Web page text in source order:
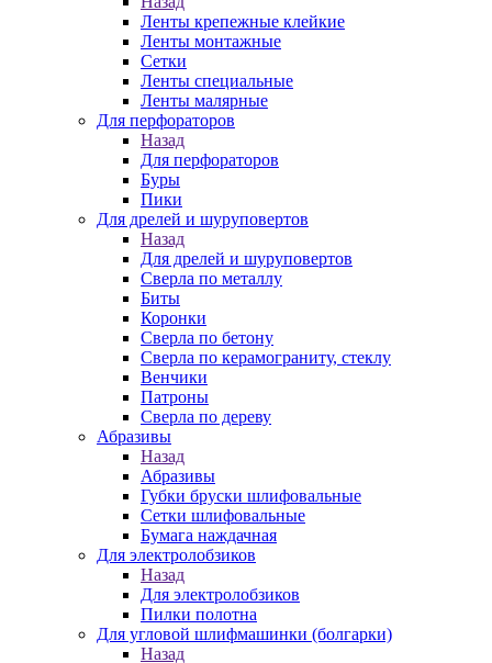
Ленты крепежные клейкие
Ленты монтажные
Сетки
Ленты специальные
Ленты малярные
Для перфораторов
Назад
Для перфораторов
Буры
Пики
Для дрелей и шуруповертов
Назад
Для дрелей и шуруповертов
Сверла по металлу
Биты
Коронки
Сверла по бетону
Сверла по керамограниту, стеклу
Венчики
Патроны
Сверла по дереву
Абразивы
Назад
Абразивы
Губки бруски шлифовальные
Сетки шлифовальные
Бумага наждачная
Для электролобзиков
Назад
Для электролобзиков
Пилки полотна
Для угловой шлифмашинки (болгарки)
Назад